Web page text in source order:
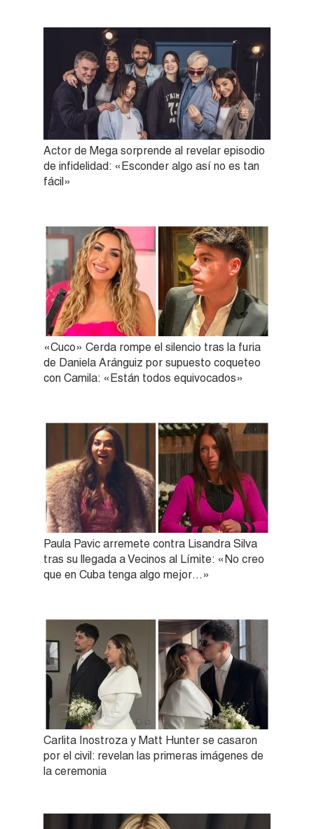
Actor de Mega sorprende al revelar episodio
de infidelidad: «Esconder algo así no es tan
fácil»
«Cuco» Cerda rompe el silencio tras la furia
de Daniela Aránguiz por supuesto coqueteo
con Camila: «Están todos equivocados»
Paula Pavic arremete contra Lisandra Silva
tras su llegada a Vecinos al Límite: «No creo
que en Cuba tenga algo mejor…»
Carlita Inostroza y Matt Hunter se casaron
por el civil: revelan las primeras imágenes de
la ceremonia